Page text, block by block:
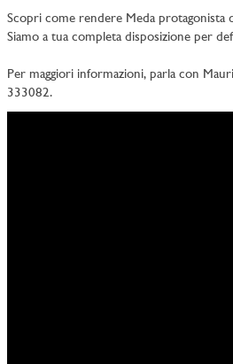
Scopri come rendere Meda
Siamo a tua completa disposizione per
Per maggiori informazioni, parla con
333082.